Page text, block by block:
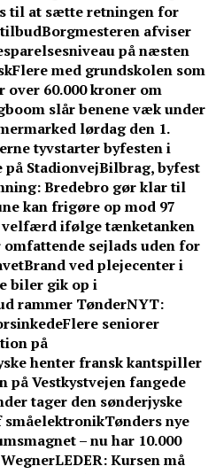
til at sætte retningen for
Borgmesteren afviser
på næsten
Flere med grundskolen som
over 60.000 kroner om
slår benene væk under
lørdag den 1.
tyvstarter byfesten i
StadionvejBilbrag, byfest
Bredebro gør klar til
kan frigøre op mod 97
ifølge tænketanken
omfattende sejlads uden for
Brand ved plejecenter i
biler gik op i
rammer TønderNYT:
Flere seniorer
på
henter fransk kantspiller
på Vestkystvejen fangede
tager den sønderjyske
Tønders nye
– nu har 10.000
LEDER: Kursen må